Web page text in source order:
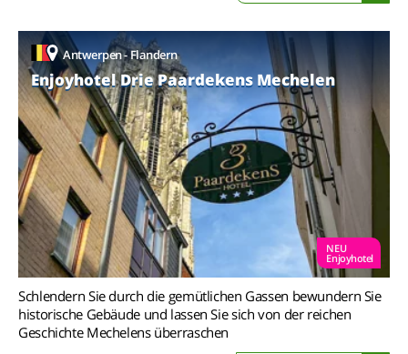
Antwerpen - Flandern
Enjoyhotel Drie Paardekens Mechelen
NEU
Enjoyhotel
Schlendern Sie durch die gemütlichen Gassen bewundern Sie
historische Gebäude und lassen Sie sich von der reichen
Geschichte Mechelens überraschen